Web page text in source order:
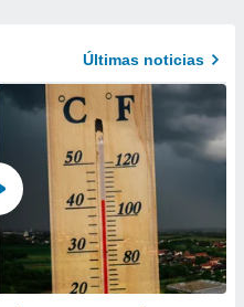
Últimas noticias